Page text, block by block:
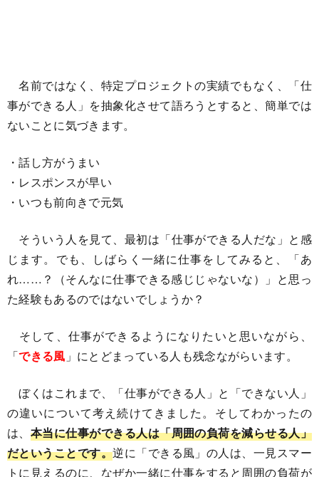
名前ではなく、特定プロジェクトの実績でもなく、「仕
事ができる人」を抽象化させて語ろうとすると、簡単では
ないことに気づきます。
・話し方がうまい
・レスポンスが早い
・いつも前向きで元気
そういう人を見て、最初は「仕事ができる人だな」と感
じます。でも、しばらく一緒に仕事をしてみると、「あ
れ……？（そんなに仕事できる感じじゃないな）」と思っ
た経験もあるのではないでしょうか？
そして、仕事ができるようになりたいと思いながら、
「できる風 」にとどまっている人も残念ながらいます。
ぼくはこれまで、「仕事ができる人」と「できない人」
の違いについて考え続けてきました。そしてわかったの
は、 本当に仕事ができる人は「周囲の負荷を減らせる人」
だということです。逆に「できる風」の人は、一見スマー
トに見えるのに、なぜか一緒に仕事をすると周囲の負荷が